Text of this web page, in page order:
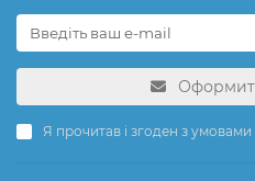
Я прочитав і згоден з умовами